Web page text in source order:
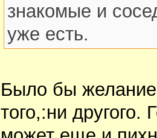
знакомые и
уже есть.
Было бы желание
того,:ни другого.